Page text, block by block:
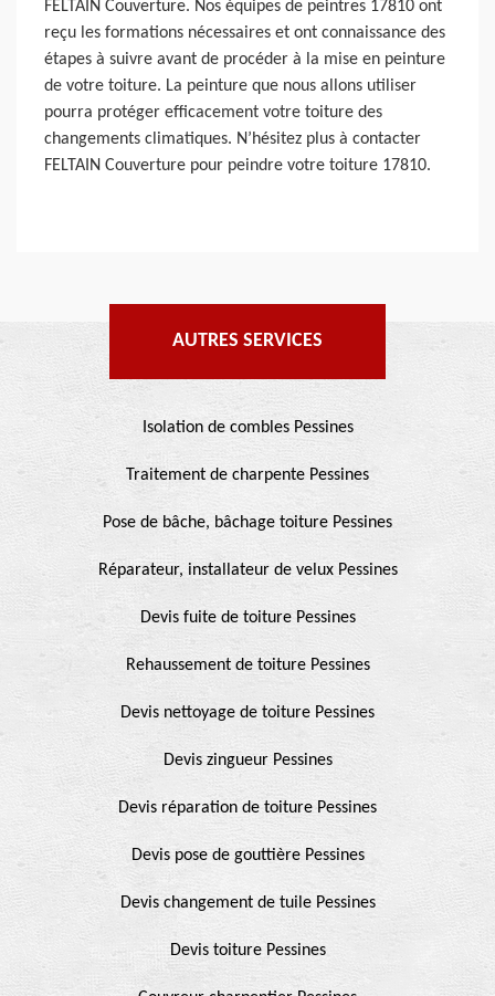
FELTAIN Couverture. Nos équipes de peintres 17810 ont
reçu les formations nécessaires et ont connaissance des
étapes à suivre avant de procéder à la mise en peinture
de votre toiture. La peinture que nous allons utiliser
pourra protéger efficacement votre toiture des
changements climatiques. N’hésitez plus à contacter
FELTAIN Couverture pour peindre votre toiture 17810.
AUTRES SERVICES
Isolation de combles Pessines
Traitement de charpente Pessines
Pose de bâche, bâchage toiture Pessines
Réparateur, installateur de velux Pessines
Devis fuite de toiture Pessines
Rehaussement de toiture Pessines
Devis nettoyage de toiture Pessines
Devis zingueur Pessines
Devis réparation de toiture Pessines
Devis pose de gouttière Pessines
Devis changement de tuile Pessines
Devis toiture Pessines